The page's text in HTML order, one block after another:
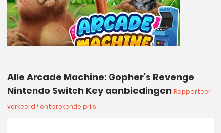
Alle Arcade Machine: Gopher's Revenge
Nintendo Switch Key aanbiedingen Rapporteer
verkeerd / ontbrekende prijs